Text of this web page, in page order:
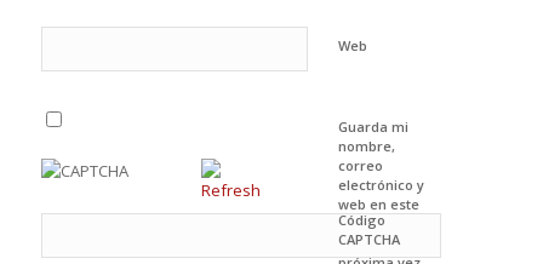
Web
Guarda mi
nombre,
correo
electrónico y
web en este
navegador
para la
Código
CAPTCHA